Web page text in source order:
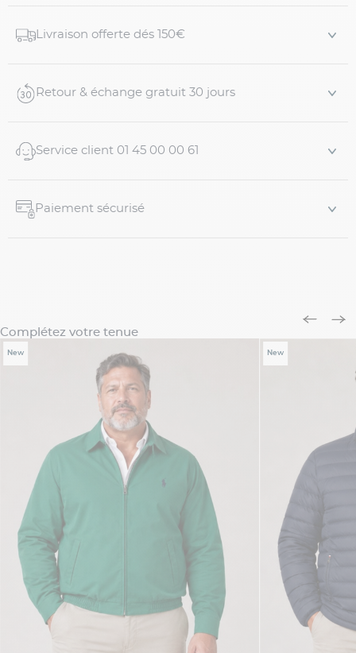
Livraison offerte dés 150€
Retour & échange gratuit 30 jours
Service client 01 45 00 00 61
Paiement sécurisé
Complétez votre tenue
New New